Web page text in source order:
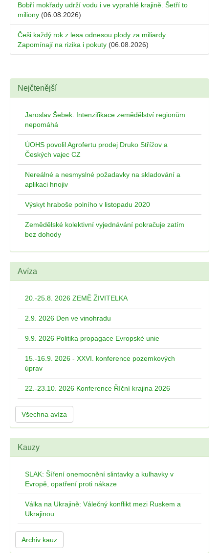
Bobří mokřady udrží vodu i ve vyprahlé krajině. Šetří to
miliony (06.08.2026)
Češi každý rok z lesa odnesou plody za miliardy.
Zapomínají na rizika i pokuty (06.08.2026)
Nejčtenější
Jaroslav Šebek: Intenzifikace zemědělství regionům
nepomáhá
ÚOHS povolil Agrofertu prodej Druko Střížov a
Českých vajec CZ
Nereálné a nesmyslné požadavky na skladování a
aplikaci hnojiv
Výskyt hraboše polního v listopadu 2020
Zemědělské kolektivní vyjednávání pokračuje zatím
bez dohody
Avíza
20.-25.8. 2026 ZEMĚ ŽIVITELKA
2.9. 2026 Den ve vinohradu
9.9. 2026 Politika propagace Evropské unie
15.-16.9. 2026 - XXVI. konference pozemkových
úprav
22.-23.10. 2026 Konference Říční krajina 2026
Všechna avíza
Kauzy
SLAK: Šíření onemocnění slintavky a kulhavky v
Evropě, opatření proti nákaze
Válka na Ukrajině: Válečný konflikt mezi Ruskem a
Ukrajinou
Archiv kauz